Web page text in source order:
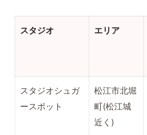
スタジオ エリア
スタジオシュガ
ースポット
松江市北堀
町(松江城
近く)